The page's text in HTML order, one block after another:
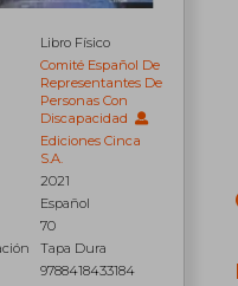
Libro Físico
Comité Español De
Representantes De
Personas Con
Discapacidad
Ediciones Cinca
S.A.
2021
Español
70
Tapa Dura
9788418433184